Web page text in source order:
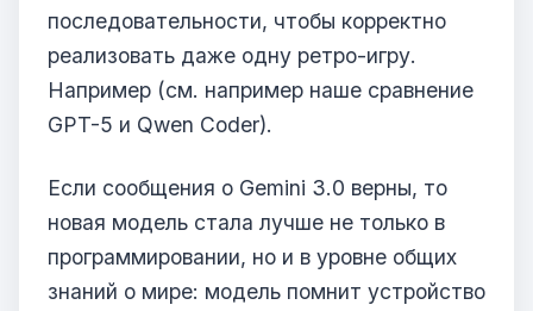
последовательности, чтобы корректно
реализовать даже одну ретро-игру.
Например (см. например наше сравнение
GPT-5 и Qwen Coder).
Если сообщения о Gemini 3.0 верны, то
новая модель стала лучше не только в
программировании, но и в уровне общих
знаний о мире: модель помнит устройство